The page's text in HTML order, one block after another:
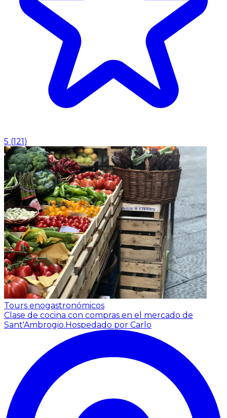
5 (121 )
Tours enogastronómicos
Clase de cocina con compras en el mercado de
Sant'Ambrogio. Hospedado por Carlo